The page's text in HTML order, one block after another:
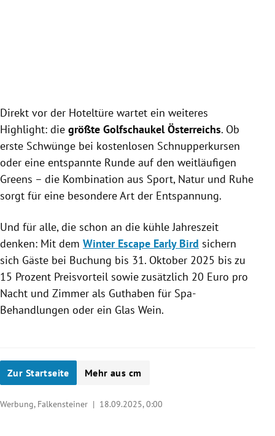
Direkt vor der Hoteltüre wartet ein weiteres
Highlight: die größte Golfschaukel Österreichs. Ob
erste Schwünge bei kostenlosen Schnupperkursen
oder eine entspannte Runde auf den weitläufigen
Greens – die Kombination aus Sport, Natur und Ruhe
sorgt für eine besondere Art der Entspannung.
Und für alle, die schon an die kühle Jahreszeit
denken: Mit dem Winter Escape Early Bird sichern
sich Gäste bei Buchung bis 31. Oktober 2025 bis zu
15 Prozent Preisvorteil sowie zusätzlich 20 Euro pro
Nacht und Zimmer als Guthaben für Spa-
Behandlungen oder ein Glas Wein.
Zur Startseite Mehr aus cm
Werbung, Falkensteiner | 18.09.2025, 0:00